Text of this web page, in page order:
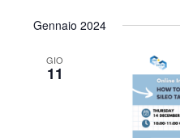
Gennaio 2024
GIO
11